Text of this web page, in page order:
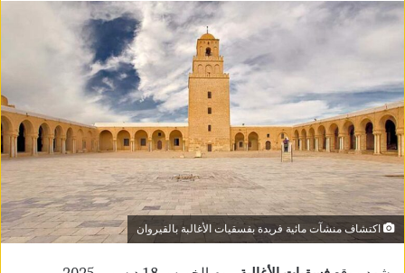
اكتشاف منشآت مائية فريدة بفسقيات الأغالبة بالقيروان